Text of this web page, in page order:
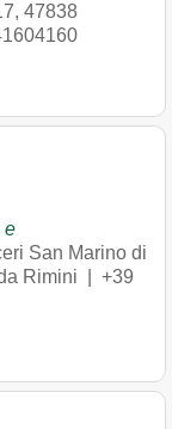
, 47838
e
San Marino di
Rimini | +39